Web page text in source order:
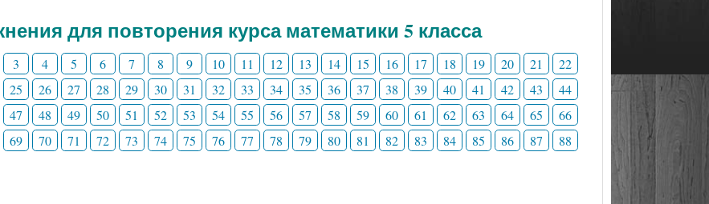
для повторения курса математики 5 класса
3 4 5 6 7 8 9 10 11 12 13 14 15 16 17 18 19 20 21
22
25 26 27 28 29 30 31 32 33 34 35 36 37 38 39 40 41 42 43
44
47 48 49 50 51 52 53 54 55 56 57 58 59 60 61 62 63 64 65
66
69 70 71 72 73 74 75 76 77 78 79 80 81 82 83 84 85 86 87
88